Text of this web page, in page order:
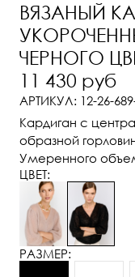
ВЯЗАНЫЙ
ЧЕРНОГО
11 430 руб
АРТИКУЛ: 12-26-
Кардиган с
образной
Умеренного
ЦВЕТ:
РАЗМЕР: